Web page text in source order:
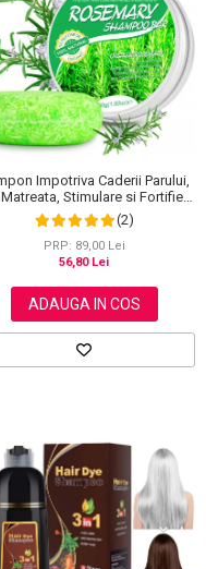
Impotriva Caderii Parului,
Stimulare si Fortifiere
Organic, 100% Natural,
Aliver 60 g
(2)
PRP: 89,00 Lei
56,80 Lei
ADAUGA IN COS